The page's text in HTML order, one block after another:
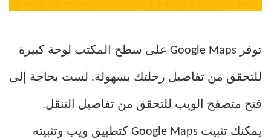
توفر Google Maps على سطح المكتب لوحة كبيرة
للتحقق من تفاصيل رحلتك بسهولة. لست بحاجة إلى
فتح متصفح الويب للتحقق من تفاصيل التنقل.
يمكنك تثبيت Google Maps كتطبيق ويب وتثبيته